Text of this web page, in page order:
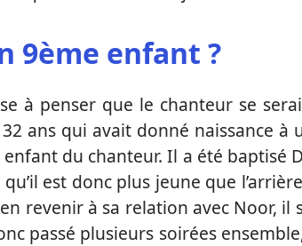
9ème enfant ?
à penser que le chanteur se
ans qui avait donné naissance à
du chanteur. Il a été baptisé
qu’il est donc plus jeune que
revenir à sa relation avec Noor,
passé plusieurs soirées